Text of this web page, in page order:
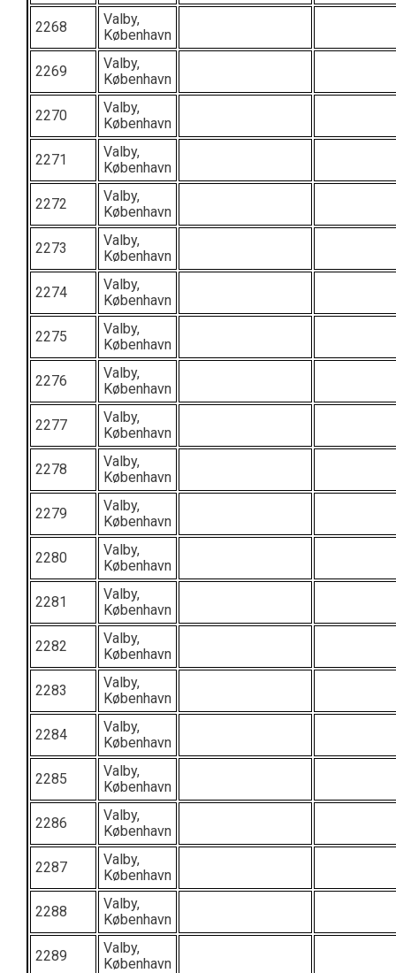
2268
Valby,
København
2269
Valby,
København
2270
Valby,
København
2271
Valby,
København
2272
Valby,
København
2273
Valby,
København
2274
Valby,
København
2275
Valby,
København
2276
Valby,
København
2277
Valby,
København
2278
Valby,
København
2279
Valby,
København
2280
Valby,
København
2281
Valby,
København
2282
Valby,
København
2283
Valby,
København
2284
Valby,
København
2285
Valby,
København
2286
Valby,
København
2287
Valby,
København
2288
Valby,
København
2289
Valby,
København